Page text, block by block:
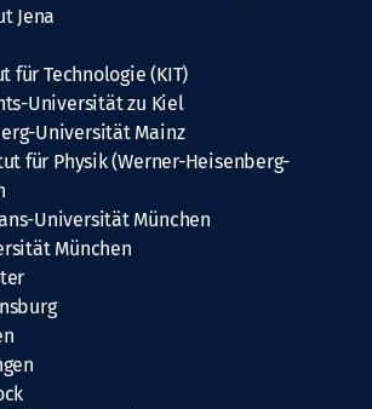
Jena
für Technologie (KIT)
Universität zu Kiel
Universität Mainz
für Physik (Werner-Heisenberg-
Universität München
München